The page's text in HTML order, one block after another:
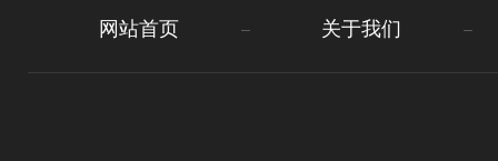
网站首页 关于我们